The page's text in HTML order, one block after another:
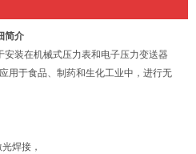
简介
安装在机械式压力表和电子压力变送器
用于食品、制药和生化工业中，进行无
焊接，